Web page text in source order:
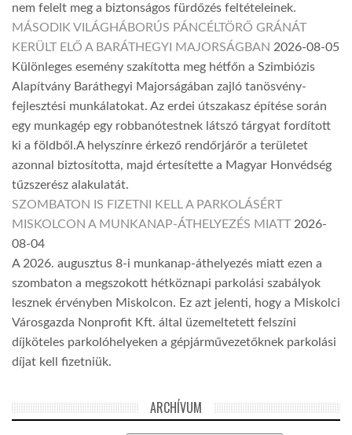
nem felelt meg a biztonságos fürdőzés feltételeinek.
MÁSODIK VILÁGHÁBORÚS PÁNCÉLTÖRŐ GRÁNÁT
KERÜLT ELŐ A BARÁTHEGYI MAJORSÁGBAN 2026-08-05
Különleges esemény szakította meg hétfőn a Szimbiózis
Alapítvány Baráthegyi Majorságában zajló tanösvény-
fejlesztési munkálatokat. Az erdei útszakasz építése során
egy munkagép egy robbanótestnek látszó tárgyat fordított
ki a földből.A helyszínre érkező rendőrjárőr a területet
azonnal biztosította, majd értesítette a Magyar Honvédség
tűzszerész alakulatát.
SZOMBATON IS FIZETNI KELL A PARKOLÁSÉRT
MISKOLCON A MUNKANAP-ÁTHELYEZÉS MIATT 2026-
08-04
A 2026. augusztus 8-i munkanap-áthelyezés miatt ezen a
szombaton a megszokott hétköznapi parkolási szabályok
lesznek érvényben Miskolcon. Ez azt jelenti, hogy a Miskolci
Városgazda Nonprofit Kft. által üzemeltetett felszíni
díjköteles parkolóhelyeken a gépjárművezetőknek parkolási
díjat kell fizetniük.
ARCHÍVUM